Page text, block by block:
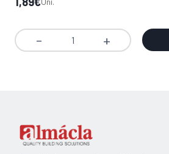
original
era:
atual
é:
Quantidade
30x30x2000mm